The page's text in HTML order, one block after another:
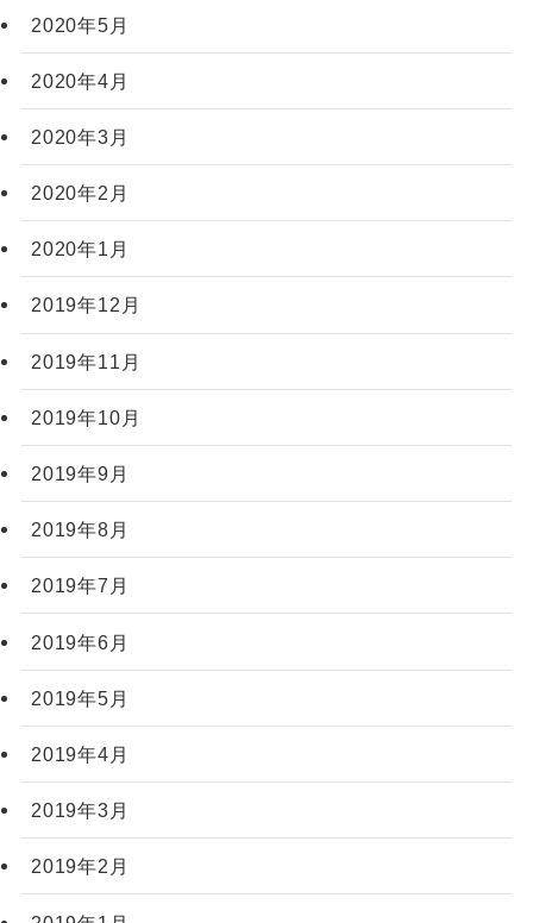
2020年5月
2020年4月
2020年3月
2020年2月
2020年1月
2019年12月
2019年11月
2019年10月
2019年9月
2019年8月
2019年7月
2019年6月
2019年5月
2019年4月
2019年3月
2019年2月